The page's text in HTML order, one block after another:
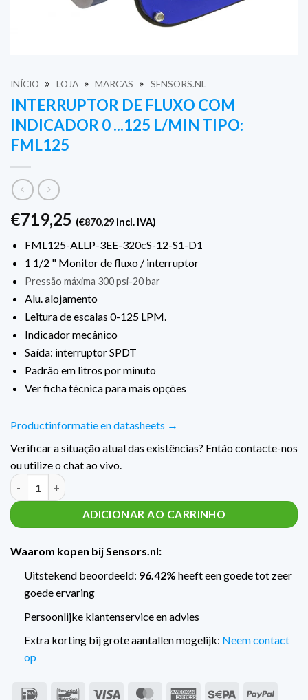
INÍCIO » LOJA » MARCAS » SENSORS.NL
INTERRUPTOR DE FLUXO COM
INDICADOR 0 ...125 L/MIN TIPO:
FML125
€719,25 (€870,29 incl. IVA)
FML125-ALLP-3EE-320cS-12-S1-D1
1 1/2 " Monitor de fluxo / interruptor
Pressão máxima 300 psi-20 bar
Alu. alojamento
Leitura de escalas 0-125 LPM.
Indicador mecânico
Saída: interruptor SPDT
Padrão em litros por minuto
Ver ficha técnica para mais opções
Productinformatie en datasheets →
Verificar a situação atual das existências? Então contacte-nos
ou utilize o chat ao vivo.
Flowschakelaar met indicator 0 ...125 L/min type: FML125
ADICIONAR AO CARRINHO
Waarom kopen bij Sensors.nl:
Uitstekend beoordeeld: 96.42% heeft een goede tot zeer
goede ervaring
Persoonlijke klantenservice en advies
Extra korting bij grote aantallen mogelijk: Neem contact
op
IDeal
Contacto Visto MasterCardAmerican Sepa
PayPal